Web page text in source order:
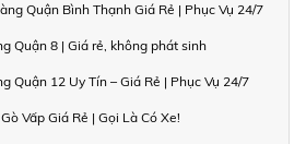
Quận Bình Thạnh Giá Rẻ | Phục Vụ 24/7
Quận 8 | Giá rẻ, không phát sinh
Quận 12 Uy Tín – Giá Rẻ | Phục Vụ 24/7
Vấp Giá Rẻ | Gọi Là Có Xe!